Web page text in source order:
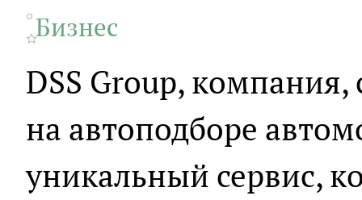
Бизнес
DSS Group,
на автоподборе
уникальный сервис,